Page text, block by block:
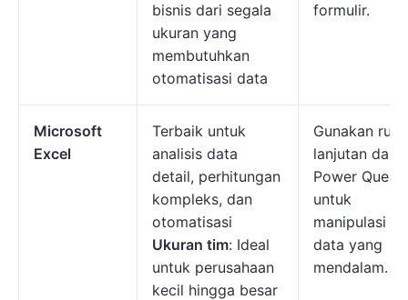
bisnis dari segala
ukuran yang
membutuhkan
otomatisasi data
formulir.
Microsoft
Excel
Terbaik untuk
analisis data
detail, perhitungan
kompleks, dan
otomatisasi
Ukuran tim: Ideal
untuk perusahaan
kecil hingga besar
Gunakan
lanjutan dan
Power Query
untuk
manipulasi
data yang
mendalam.